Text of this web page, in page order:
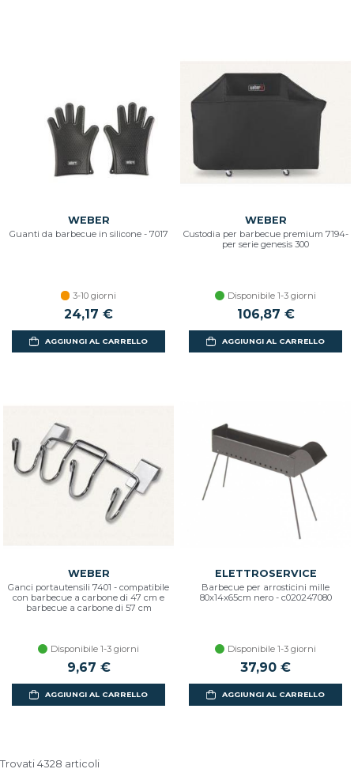
WEBER
Guanti da barbecue in silicone - 7017
3-10 giorni
24,17 €
AGGIUNGI AL CARRELLO
WEBER
Custodia per barbecue premium 7194-
per serie genesis 300
Disponibile 1-3 giorni
106,87 €
AGGIUNGI AL CARRELLO
WEBER
Ganci portautensili 7401 - compatibile
con barbecue a carbone di 47 cm e
barbecue a carbone di 57 cm
Disponibile 1-3 giorni
9,67 €
AGGIUNGI AL CARRELLO
ELETTROSERVICE
Barbecue per arrosticini mille
80x14x65cm nero - c020247080
Disponibile 1-3 giorni
37,90 €
AGGIUNGI AL CARRELLO
Trovati 4328 articoli